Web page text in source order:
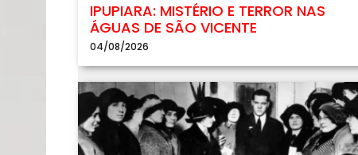
IPUPIARA: MISTÉRIO E TERROR NAS
ÁGUAS DE SÃO VICENTE
04/08/2026